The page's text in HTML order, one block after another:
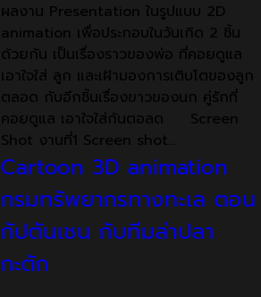
ผลงาน Presentation ในรูปแบบ 2D
animation เพื่อประกอบในวันเกิด 2 ชิ้น
ด้วยกัน เป็นเรื่องราวของพ่อ ที่คอยดูแล
เอาใจใส่ ลูก และเฝ้ามองการเติบโตของลูก
ตลอด กับอีกชิ้นเรื่องขาวของนก คู่รักที่
คอยดูแล เอาใจใส่กันตอลด Screen
Shot งานที่1 Screen shot…
Cartoon 3D animation
กรมทรัพยากรทางทะเล ตอน
กัปตันเชน กับทีมล่าปลา
กะตัก